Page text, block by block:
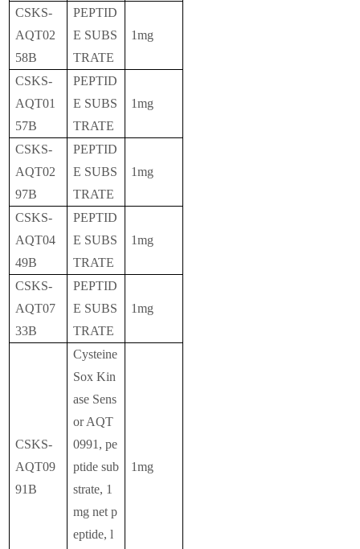
CSKS-
AQT02
58B
PEPTID
E SUBS
TRATE
1mg
CSKS-
AQT01
57B
PEPTID
E SUBS
TRATE
1mg
CSKS-
AQT02
97B
PEPTID
E SUBS
TRATE
1mg
CSKS-
AQT04
49B
PEPTID
E SUBS
TRATE
1mg
CSKS-
AQT07
33B
PEPTID
E SUBS
TRATE
1mg
CSKS-
AQT09
91B
Cysteine
Sox Kin
ase Sens
or AQT
0991, pe
ptide sub
strate, 1
mg net p
eptide, l
1mg